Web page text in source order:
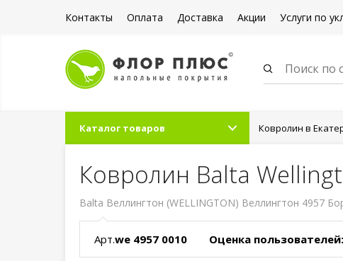
Контакты Оплата Доставка Акции Услуги по
Каталог товаров Ковролин в
Ковролин Balta
Balta Веллингтон (WELLINGTON) Веллингтон 4957
Арт.we 4957 0010 Оценка пользователей: